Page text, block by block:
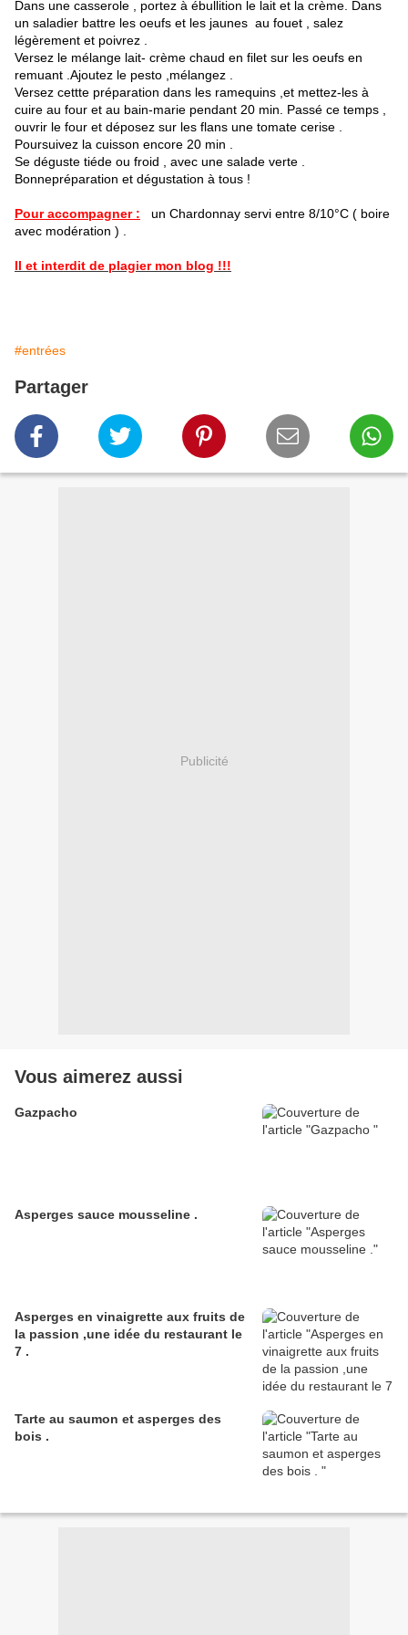
Dans une casserole , portez à ébullition le lait et la crème. Dans
un saladier battre les oeufs et les jaunes au fouet , salez
légèrement et poivrez .
Versez le mélange lait- crème chaud en filet sur les oeufs en
remuant .Ajoutez le pesto ,mélangez .
Versez cettte préparation dans les ramequins ,et mettez-les à
cuire au four et au bain-marie pendant 20 min. Passé ce temps ,
ouvrir le four et déposez sur les flans une tomate cerise .
Poursuivez la cuisson encore 20 min .
Se déguste tiéde ou froid , avec une salade verte .
Bonnepréparation et dégustation à tous !
Pour accompagner : un Chardonnay servi entre 8/10°C ( boire
avec modération ) .
Il et interdit de plagier mon blog !!!
#entrées
Partager
Publicité
Vous aimerez aussi
Gazpacho
Asperges sauce mousseline .
Asperges en vinaigrette aux fruits de
la passion ,une idée du restaurant le
7 .
Tarte au saumon et asperges des
bois .